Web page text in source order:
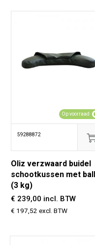
59288872
Op voorraad
Oliz verzwaard buidel
schootkussen met
(3 kg)
€ 239,00 incl. BTW
€ 197,52 excl. BTW